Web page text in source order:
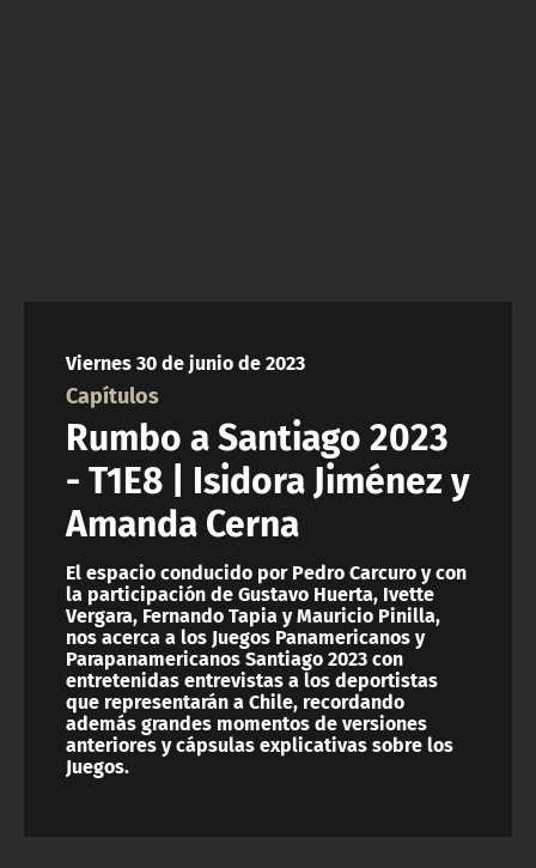
Viernes 30 de junio de 2023
Capítulos
Rumbo a Santiago 2023
- T1E8 | Isidora Jiménez y
Amanda Cerna
El espacio conducido por Pedro Carcuro y con
la participación de Gustavo Huerta, Ivette
Vergara, Fernando Tapia y Mauricio Pinilla,
nos acerca a los Juegos Panamericanos y
Parapanamericanos Santiago 2023 con
entretenidas entrevistas a los deportistas
que representarán a Chile, recordando
además grandes momentos de versiones
anteriores y cápsulas explicativas sobre los
Juegos.